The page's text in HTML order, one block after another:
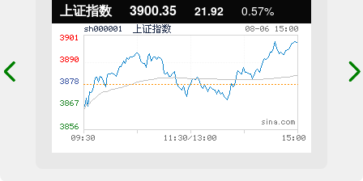
上证指数 3900.35 21.92 0.57%